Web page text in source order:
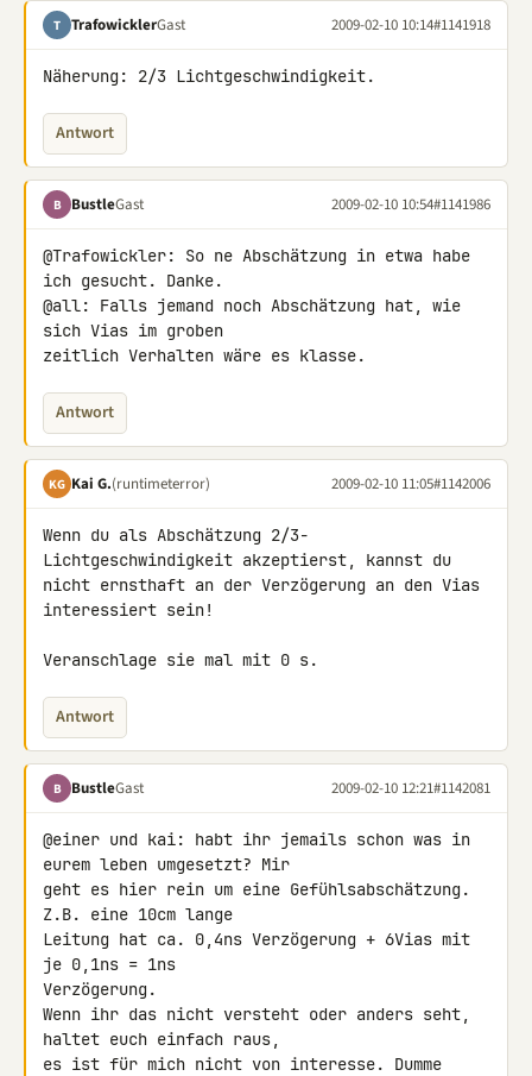
T TrafowicklerGast 2009-02-10 10:14#1141918
Näherung: 2/3 Lichtgeschwindigkeit.
Antwort
B BustleGast 2009-02-10 10:54#1141986
@Trafowickler: So ne Abschätzung in etwa habe
ich gesucht. Danke.
@all: Falls jemand noch Abschätzung hat, wie
sich Vias im groben
zeitlich Verhalten wäre es klasse.
Antwort
KG Kai G.(runtimeterror) 2009-02-10 11:05#1142006
Wenn du als Abschätzung 2/3-
Lichtgeschwindigkeit akzeptierst, kannst du
nicht ernsthaft an der Verzögerung an den Vias
interessiert sein!
Veranschlage sie mal mit 0 s.
Antwort
B BustleGast 2009-02-10 12:21#1142081
@einer und kai: habt ihr jemails schon was in
eurem leben umgesetzt? Mir
geht es hier rein um eine Gefühlsabschätzung.
Z.B. eine 10cm lange
Leitung hat ca. 0,4ns Verzögerung + 6Vias mit
je 0,1ns = 1ns
Verzögerung.
Wenn ihr das nicht versteht oder anders seht,
haltet euch einfach raus,
es ist für mich nicht von interesse. Dumme